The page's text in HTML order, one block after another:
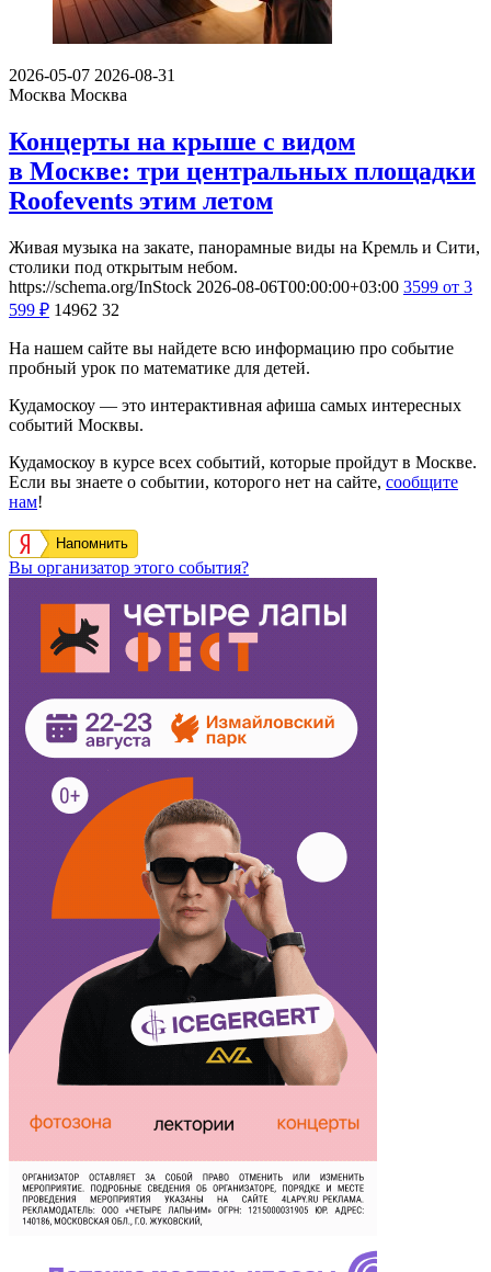
2026-05-07 2026-08-31
Москва Москва
Концерты на крыше с видом
в Москве: три центральных площадки
Roofevents этим летом
Живая музыка на закате, панорамные виды на Кремль и Сити,
столики под открытым небом.
https://schema.org/InStock 2026-08-06T00:00:00+03:00 3599 от 3
599 ₽ 14962 32
На нашем сайте вы найдете всю информацию про событие
пробный урок по математике для детей.
Кудамоскоу — это интерактивная афиша самых интересных
событий Москвы.
Кудамоскоу в курсе всех событий, которые пройдут в Москве.
Если вы знаете о событии, которого нет на сайте, сообщите
нам!
Напомнить
Вы организатор этого события?